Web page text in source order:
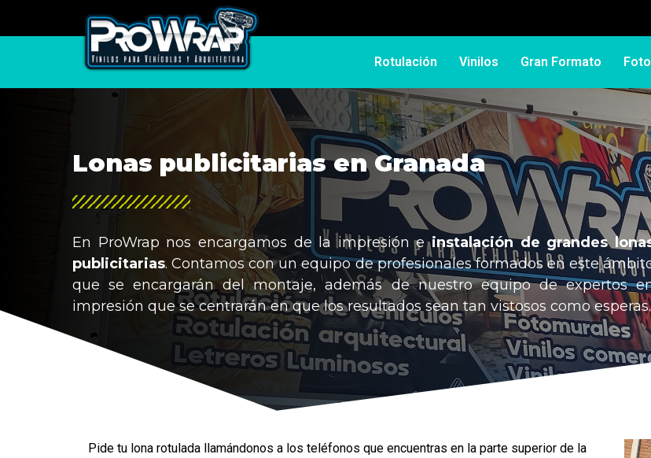
Rotulación Vinilos Gran Formato
Lonas publicitarias en Granada
En ProWrap nos encargamos de la impresión einstalación de grandes
publicitarias. Contamos con un equipo de profesionales formados en este
que se encargarán del montaje, además de nuestro equipo de expertos
impresión que se centrarán en que los resultados sean tan vistosos como esperas.
Pide tu lona rotulada llamándonos a los teléfonos que encuentras en la parte superior de la